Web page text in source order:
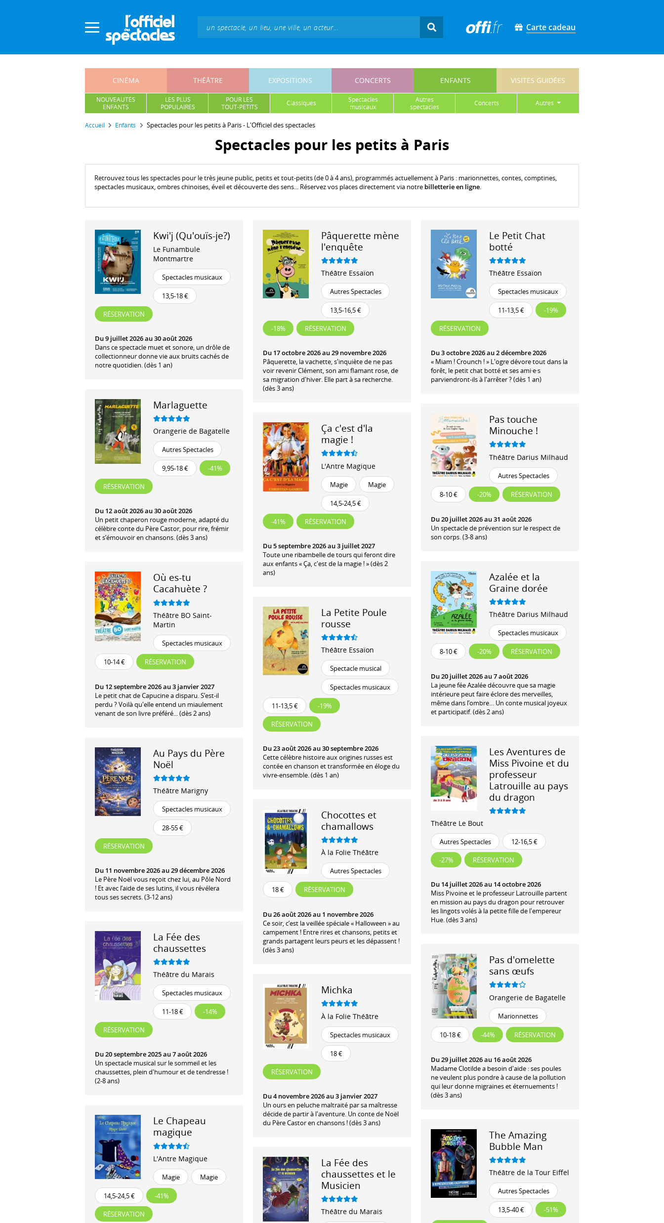
Carte cadeau
CINÉMA THÉÂTRE EXPOSITIONS CONCERTS ENFANTS VISITES GUIDÉES
NOUVEAUTÉS
ENFANTS
LES PLUS
POPULAIRES
POUR LES
TOUT-PETITS
classiques
spectacles
musicaux
autres
spectacles
concerts autres
Accueil Enfants Spectacles pour les petits à Paris - L'Officiel des spectacles
Spectacles pour les petits à Paris
Retrouvez tous les spectacles pour le très jeune public, petits et tout-petits (de 0 à 4 ans), programmés actuellement à Paris : marionnettes, contes, comptines,
spectacles musicaux, ombres chinoises, éveil et découverte des sens... Réservez vos places directement via notre billetterie en ligne.
Kwi'j (Qu'ouïs-je?)
Le Funambule
Montmartre
Spectacles musicaux
13,5-18 €
RÉSERVATION
Du 9 juillet 2026 au 30 août 2026
Dans ce spectacle muet et sonore, un drôle de
collectionneur donne vie aux bruits cachés de
notre quotidien. (dès 1 an)
Marlaguette
Orangerie de Bagatelle
Autres Spectacles
9,95-18 € -41%
RÉSERVATION
Du 12 août 2026 au 30 août 2026
Un petit chaperon rouge moderne, adapté du
célèbre conte du Père Castor, pour rire, frémir
et s’émouvoir en chansons. (dès 3 ans)
Où es-tu
Cacahuète ?
Théâtre BO Saint-
Martin
Spectacles musicaux
10-14 € RÉSERVATION
Du 12 septembre 2026 au 3 janvier 2027
Le petit chat de Capucine a disparu. S’est-il
perdu ? Voilà qu'elle entend un miaulement
venant de son livre préféré... (dès 2 ans)
Au Pays du Père
Noël
Théâtre Marigny
Spectacles musicaux
28-55 €
RÉSERVATION
Du 11 novembre 2026 au 29 décembre 2026
Le Père Noël vous reçoit chez lui, au Pôle Nord
! Et avec l’aide de ses lutins, il vous révélera
tous ses secrets. (3-12 ans)
La Fée des
chaussettes
Théâtre du Marais
Spectacles musicaux
11-18 € -14%
RÉSERVATION
Du 20 septembre 2025 au 7 août 2026
Un spectacle musical sur le sommeil et les
chaussettes, plein d'humour et de tendresse !
(2-8 ans)
Le Chapeau
magique
L'Antre Magique
Magie Magie
14,5-24,5 € -41%
RÉSERVATION
Pâquerette mène
l'enquête
Théâtre Essaïon
Autres Spectacles
13,5-16,5 €
-18% RÉSERVATION
Du 17 octobre 2026 au 29 novembre 2026
Pâquerette, la vachette, s'inquiète de ne pas
voir revenir Clément, son ami flamant rose, de
sa migration d'hiver. Elle part à sa recherche.
(dès 3 ans)
Ça c'est d'la
magie !
L'Antre Magique
Magie Magie
14,5-24,5 €
-41% RÉSERVATION
Du 5 septembre 2026 au 3 juillet 2027
Toute une ribambelle de tours qui feront dire
aux enfants « Ça, c'est de la magie ! » (dès 2
ans)
La Petite Poule
rousse
Théâtre Essaïon
Spectacle musical
Spectacles musicaux
11-13,5 € -19%
RÉSERVATION
Du 23 août 2026 au 30 septembre 2026
Cette célèbre histoire aux origines russes est
contée en chanson et transformée en éloge du
vivre-ensemble. (dès 1 an)
Chocottes et
chamallows
À la Folie Théâtre
Autres Spectacles
18 € RÉSERVATION
Du 26 août 2026 au 1 novembre 2026
Ce soir, c’est la veillée spéciale « Halloween » au
campement ! Entre rires et chansons, petits et
grands partagent leurs peurs et les dépassent !
(dès 3 ans)
Michka
À la Folie Théâtre
Spectacles musicaux
18 €
RÉSERVATION
Du 4 novembre 2026 au 3 janvier 2027
Un ours en peluche maltraité par sa maîtresse
décide de partir à l'aventure. Un conte de Noël
du Père Castor en chansons ! (dès 3 ans)
La Fée des
chaussettes et le
Musicien
Théâtre du Marais
Le Petit Chat
botté
Théâtre Essaïon
Spectacles musicaux
11-13,5 € -19%
RÉSERVATION
Du 3 octobre 2026 au 2 décembre 2026
« Miam ! Crounch ! » L'ogre dévore tout dans la
forêt, le petit chat botté et ses ami·e·s
parviendront-ils à l'arrêter ? (dès 1 an)
Pas touche
Minouche !
Théâtre Darius Milhaud
Autres Spectacles
8-10 € -20% RÉSERVATION
Du 20 juillet 2026 au 31 août 2026
Un spectacle de prévention sur le respect de
son corps. (3-8 ans)
Azalée et la
Graine dorée
Théâtre Darius Milhaud
Spectacles musicaux
8-10 € -20% RÉSERVATION
Du 20 juillet 2026 au 7 août 2026
La jeune fée Azalée découvre que sa magie
intérieure peut faire éclore des merveilles,
même dans l’ombre… Un conte musical joyeux
et participatif. (dès 2 ans)
Les Aventures de
Miss Pivoine et du
professeur
Latrouille au pays
du dragon
Théâtre Le Bout
Autres Spectacles 12-16,5 €
-27% RÉSERVATION
Du 14 juillet 2026 au 14 octobre 2026
Miss Pivoine et le professeur Latrouille partent
en mission au pays du dragon pour retrouver
les lingots volés à la petite fille de l'empereur
Hue. (dès 3 ans)
Pas d'omelette
sans œufs
Orangerie de Bagatelle
Marionnettes
10-18 € -44% RÉSERVATION
Du 29 juillet 2026 au 16 août 2026
Madame Clotilde a besoin d'aide : ses poules
ne veulent plus pondre à cause de la pollution
qui leur donne migraines et éternuements !
(dès 3 ans)
The Amazing
Bubble Man
Théâtre de la Tour Eiffel
Autres Spectacles
13,5-40 € -51%